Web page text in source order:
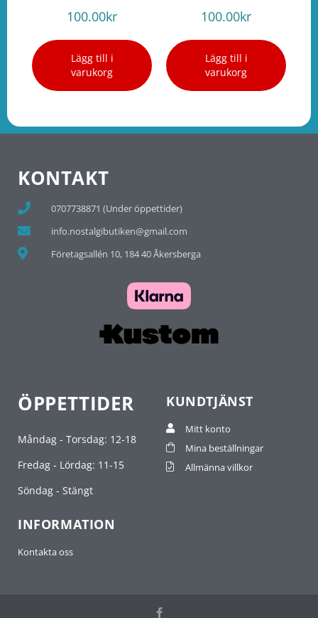
100.00kr
Lägg till i
varukorg
100.00kr
Lägg till i
varukorg
KONTAKT
0707738871 (Under öppettider)
info.nostalgibutiken@gmail.com
Företagsallén 10, 184 40 Åkersberga
ÖPPETTIDER
Måndag - Torsdag: 12-18
Fredag - Lördag: 11-15
Söndag - Stängt
KUNDTJÄNST
Mitt konto
Mina beställningar
Allmänna villkor
INFORMATION
Kontakta oss